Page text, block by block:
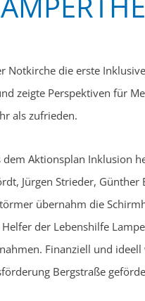
die erste
zeigte Perspektiven für
als zufrieden.
dem Aktionsplan Inklusion
Jürgen Strieder,
übernahm die
der Lebenshilfe
Finanziell und
Bergstraße